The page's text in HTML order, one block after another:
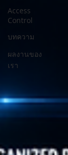
Access
Control
บทความ
ผลงานของ
เรา